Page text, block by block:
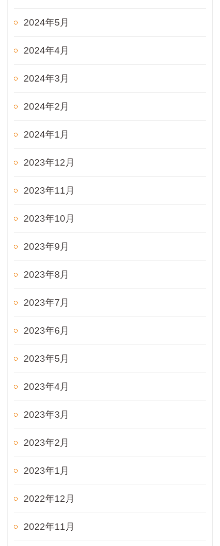
2024年5月
2024年4月
2024年3月
2024年2月
2024年1月
2023年12月
2023年11月
2023年10月
2023年9月
2023年8月
2023年7月
2023年6月
2023年5月
2023年4月
2023年3月
2023年2月
2023年1月
2022年12月
2022年11月